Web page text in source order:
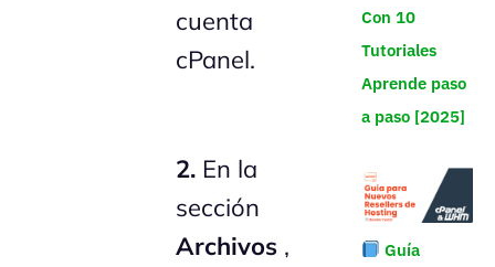
cuenta
cPanel.
2. En la
sección
Archivos ,
Con 10
Tutoriales
Aprende paso
a paso [2025]
Guía